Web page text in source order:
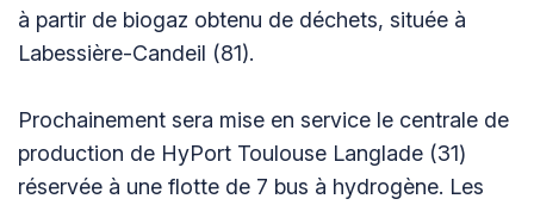
à partir de biogaz obtenu de déchets, située à
Labessière-Candeil (81).
Prochainement sera mise en service le centrale de
production de HyPort Toulouse Langlade (31)
réservée à une flotte de 7 bus à hydrogène. Les